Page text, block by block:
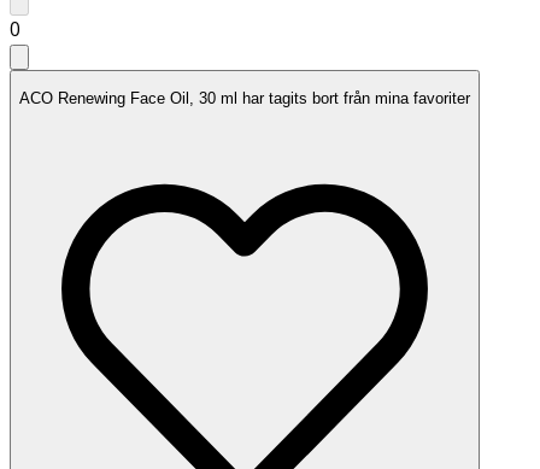
0
ACO Renewing Face Oil, 30 ml har tagits bort från mina favoriter